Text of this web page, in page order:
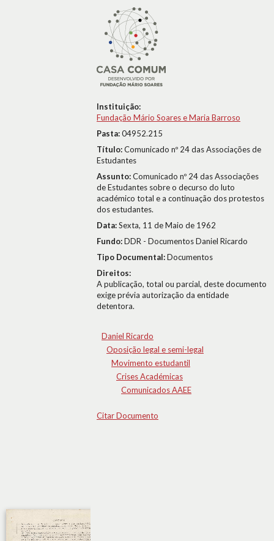
Instituição:
Fundação Mário Soares e Maria Barroso
Pasta:04952.215
Título:Comunicado nº 24 das Associações de
Estudantes
Assunto:Comunicado nº 24 das Associações
de Estudantes sobre o decurso do luto
académico total e a continuação dos protestos
dos estudantes.
Data:Sexta, 11 de Maio de 1962
Fundo:DDR - Documentos Daniel Ricardo
Tipo Documental:Documentos
Direitos:
A publicação, total ou parcial, deste documento
exige prévia autorização da entidade
detentora.
Daniel Ricardo
Oposição legal e semi-legal
Movimento estudantil
Crises Académicas
Comunicados AAEE
Citar Documento